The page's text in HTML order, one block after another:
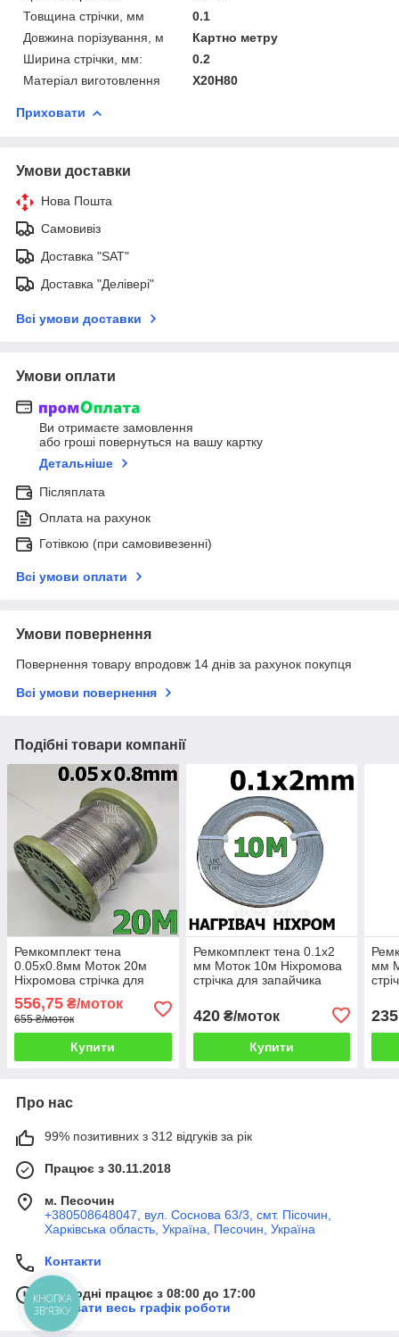
Товщина стрічки, мм
0.1
Довжина порізування, м
Картно метру
Ширина стрічки, мм:
0.2
Матеріал виготовлення
Х20Н80
Приховати
Умови доставки
Нова Пошта
Самовивіз
Доставка "SAT"
Доставка "Делівері"
Всі умови доставки
Умови оплати
Ви отримаєте замовлення
або гроші повернуться на вашу картку
Детальніше
Післяплата
Оплата на рахунок
Готівкою (при самовивезенні)
Всі умови оплати
Умови повернення
Повернення товару впродовж 14 днів за рахунок покупця
Всі умови повернення
Подібні товари компанії
Ремкомплект тена
0.05х0.8мм Моток 20м
Ніхромова стрічка для
нікельхром Шина плоска
ніхром х20н80
556,75 ₴/моток
655 ₴/моток
Купити
Ремкомплект тена 0.1х2
мм Моток 10м Ніхромова
стрічка для запайчика
нікельхром Шина плоска
ніхром х20н80
420₴/моток
Купити
мм
235
Про нас
99% позитивних з 312 відгуків за рік
Працює з 30.11.2018
м. Песочин
+380508648047, вул. Соснова 63/3, смт. Пісочин,
Харківська область, Україна, Песочин, Україна
Контакти
Сьогодні працює з 08:00 до 17:00
Показати весь графік роботи
КНОПКА
ЗВ'ЯЗКУ